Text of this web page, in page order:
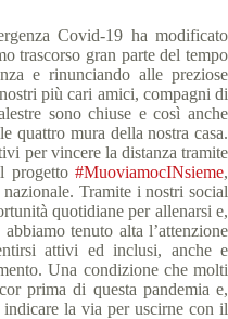
Covid-19 ha modificato
trascorso gran parte del tempo
e rinunciando alle preziose
più cari amici, compagni di
sono chiuse e così anche
quattro mura della nostra casa.
per vincere la distanza tramite
progetto #MuoviamocINsieme,
Tramite i nostri social
quotidiane per allenarsi e,
tenuto alta l’attenzione
attivi ed inclusi, anche e
Una condizione che molti
prima di questa pandemia e,
la via per uscirne con il